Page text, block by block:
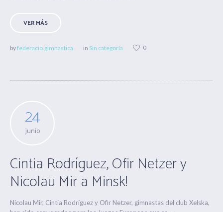
VER MÁS
byfederacio.gimnastica in Sin categoría 0
24
junio
Cintia Rodríguez, Ofir Netzer y
Nicolau Mir a Minsk!
Nicolau Mir, Cintia Rodríguez y Ofir Netzer, gimnastas del club Xelska,